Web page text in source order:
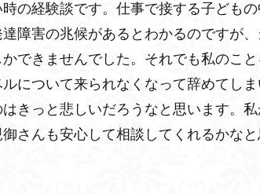
の経験談です。仕事で接する子ども
障害の兆候があるとわかるのですが
できませんでした。それでも私のこ
について来られなくなって辞めてしま
きっと悲しいだろうなと思います。
さんも安心して相談してくれるかな